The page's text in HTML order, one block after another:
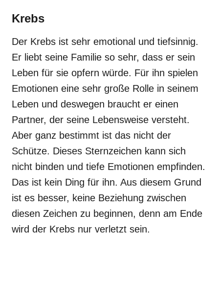
Krebs
Der Krebs ist sehr emotional und tiefsinnig.
Er liebt seine Familie so sehr, dass er sein
Leben für sie opfern würde. Für ihn spielen
Emotionen eine sehr große Rolle in seinem
Leben und deswegen braucht er einen
Partner, der seine Lebensweise versteht.
Aber ganz bestimmt ist das nicht der
Schütze. Dieses Sternzeichen kann sich
nicht binden und tiefe Emotionen empfinden.
Das ist kein Ding für ihn. Aus diesem Grund
ist es besser, keine Beziehung zwischen
diesen Zeichen zu beginnen, denn am Ende
wird der Krebs nur verletzt sein.